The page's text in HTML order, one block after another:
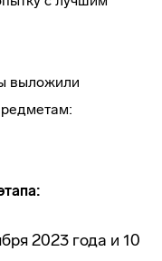
выложили
2023 года и 10